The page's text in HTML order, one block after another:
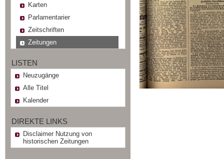
Karten
Parlamentarier
Zeitschriften
Zeitungen
LISTEN
Neuzugänge
Alle Titel
Kalender
DIREKTE LINKS
Disclaimer Nutzung von
historischen Zeitungen